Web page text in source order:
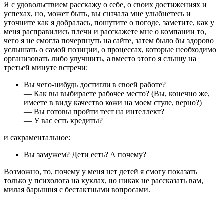
Я с удовольствием расскажу о себе, о своих достижениях и
успехах, но, может быть, вы сначала мне улыбнетесь и
уточните как я добралась, пошутите о погоде, заметите, как у
меня расправились плечи и расскажете мне о компании то,
чего я не смогла почерпнуть на сайте, затем было бы здорово
услышать о самой позиции, о процессах, которые необходимо
организовать либо улучшить, а вместо этого я слышу на
третьей минуте встречи:
Вы чего-нибудь достигли в своей работе?
— Как вы выбираете рабочее место? (Вы, конечно же,
имеете в виду качество кожи на моем стуле, верно?)
— Вы готовы пройти тест на интеллект?
— У вас есть кредиты?
и сакраментальное:
Вы замужем? Дети есть? А почему?
Возможно, то, почему у меня нет детей я смогу показать
только у психолога на куклах, но никак не рассказать вам,
милая барышня с бестактными вопросами.